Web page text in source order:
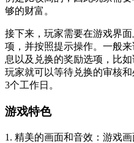
够的财富。
接下来，玩家需要在游戏界
项，并按照提示操作。一般
息以及兑换的奖励选项，比
玩家就可以等待兑换的审核
3个工作日。
游戏特色
1. 精美的画面和音效：游戏